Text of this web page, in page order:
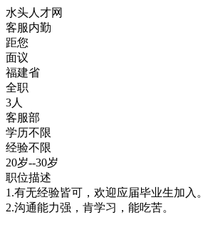
水头人才网
客服内勤
距您
面议
福建省
全职
3人
客服部
学历不限
经验不限
20岁--30岁
职位描述
1.有无经验皆可，欢迎应届毕业生加入。
2.沟通能力强，肯学习，能吃苦。